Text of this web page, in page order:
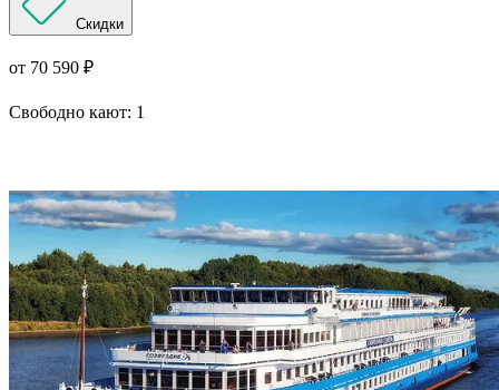
Скидки
от 70 590 ₽
Свободно кают: 1